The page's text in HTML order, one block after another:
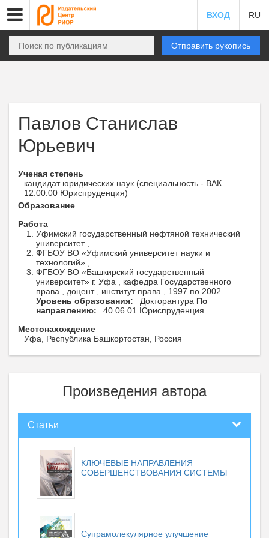
ВХОД RU
Отправить рукопись
Павлов Станислав
Юрьевич
Ученая степень
кандидат юридических наук (специальность - ВАК
12.00.00 Юриспруденция)
Образование
Работа
Уфимский государственный нефтяной технический
университет ,
ФГБОУ ВО «Уфимский университет науки и
технологий» ,
ФГБОУ ВО «Башкирский государственный
университет» г. Уфа , кафедра Государственного
права , доцент , институт права , 1997 по 2002
Уровень образования:
Докторантура По
направлению:
40.06.01 Юриспруденция
Местонахождение
Уфа, Республика Башкортостан, Россия
Произведения автора
Статьи
КЛЮЧЕВЫЕ НАПРАВЛЕНИЯ
СОВЕРШЕНСТВОВАНИЯ СИСТЕМЫ
Супрамолекулярное улучшение